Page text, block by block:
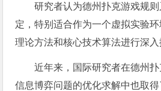
研究者认为德州扑克游戏规
定，特别适合作为一个虚拟实验
理论方法和核心技术算法进行深入
近年来，国际研究者在德州
信息博弈问题的优化求解中也取得